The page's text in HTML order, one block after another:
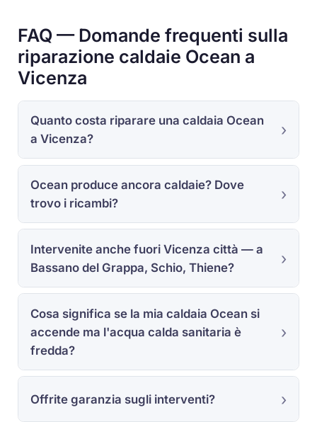
FAQ — Domande frequenti sulla
riparazione caldaie Ocean a
Vicenza
Quanto costa riparare una caldaia Ocean
a Vicenza?
Ocean produce ancora caldaie? Dove
trovo i ricambi?
Intervenite anche fuori Vicenza città — a
Bassano del Grappa, Schio, Thiene?
Cosa significa se la mia caldaia Ocean si
accende ma l'acqua calda sanitaria è
fredda?
Offrite garanzia sugli interventi?